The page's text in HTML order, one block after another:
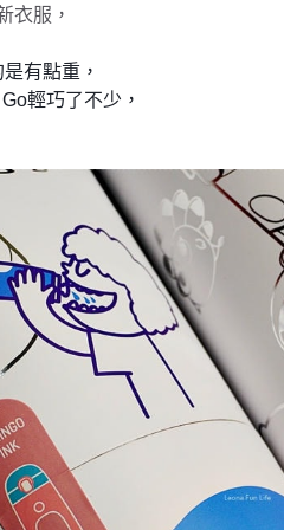
衣服，
有點重，
輕巧了不少，